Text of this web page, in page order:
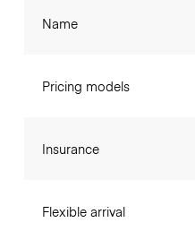
Name
Pricing models
Insurance
Flexible arrival